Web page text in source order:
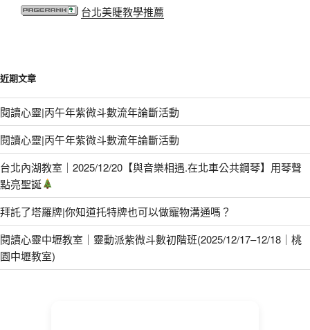
台北美睫教學推薦
近期文章
閱讀心靈|丙午年紫微斗數流年論斷活動
閱讀心靈|丙午年紫微斗數流年論斷活動
台北內湖教室｜2025/12/20【與音樂相遇.在北車公共鋼琴】用琴聲
點亮聖誕
拜託了塔羅牌|你知道托特牌也可以做寵物溝通嗎？
閱讀心靈中壢教室｜靈動派紫微斗數初階班(2025/12/17–12/18｜桃
園中壢教室)